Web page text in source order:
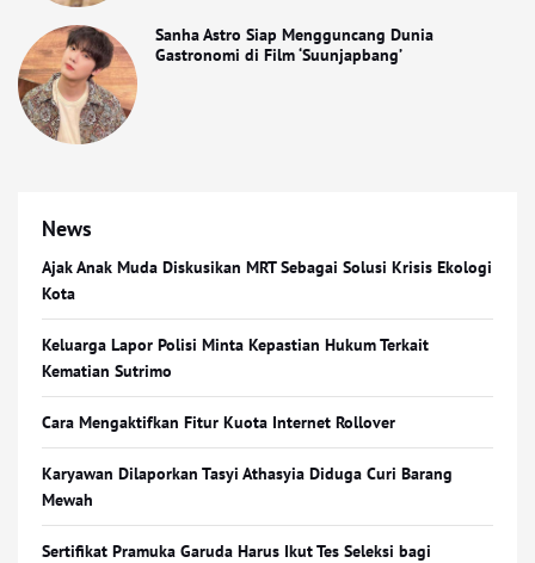
Sanha Astro Siap Mengguncang Dunia
Gastronomi di Film ‘Suunjapbang’
News
Ajak Anak Muda Diskusikan MRT Sebagai Solusi Krisis Ekologi
Kota
Keluarga Lapor Polisi Minta Kepastian Hukum Terkait
Kematian Sutrimo
Cara Mengaktifkan Fitur Kuota Internet Rollover
Karyawan Dilaporkan Tasyi Athasyia Diduga Curi Barang
Mewah
Sertifikat Pramuka Garuda Harus Ikut Tes Seleksi bagi